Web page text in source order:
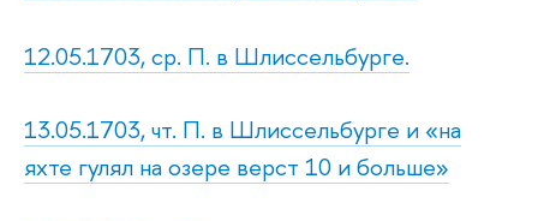
12.05.1703, ср. П. в Шлиссельбурге.
13.05.1703, чт. П. в Шлиссельбурге и «на
яхте гулял на озере верст 10 и больше»